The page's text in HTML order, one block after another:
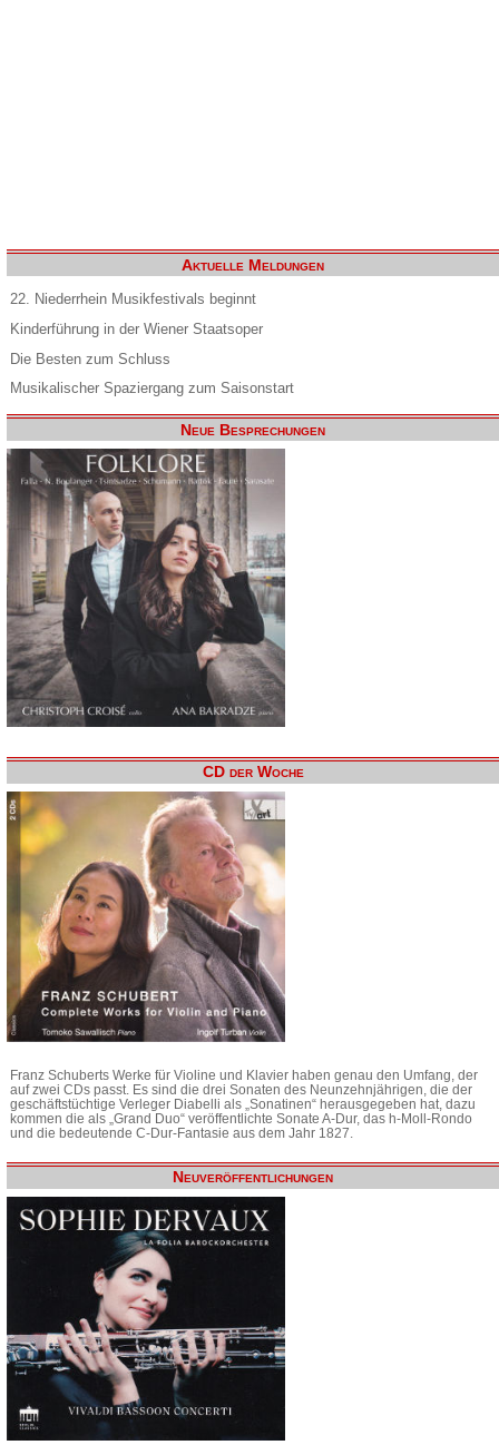
Aktuelle Meldungen
22. Niederrhein Musikfestivals beginnt
Kinderführung in der Wiener Staatsoper
Die Besten zum Schluss
Musikalischer Spaziergang zum Saisonstart
Neue Besprechungen
CD der Woche
Franz Schuberts Werke für Violine und Klavier haben genau den Umfang, der
auf zwei CDs passt. Es sind die drei Sonaten des Neunzehnjährigen, die der
geschäftstüchtige Verleger Diabelli als „Sonatinen“ herausgegeben hat, dazu
kommen die als „Grand Duo“ veröffentlichte Sonate A-Dur, das h-Moll-Rondo
und die bedeutende C-Dur-Fantasie aus dem Jahr 1827.
Neuveröffentlichungen